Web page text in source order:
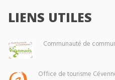
LIENS UTILES
Communauté de
Office de tourisme